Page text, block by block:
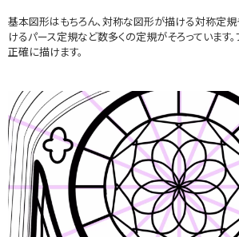
基本図形はもちろん、対称な図形が描ける対称定
けるパース定規など数多くの定規がそろっています
正確に描けます。